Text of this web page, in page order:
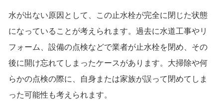
水が出ない原因として、この止水栓が完全に閉じた状態
になっていることが考えられます。 過去に水道工事やリ
フォーム、設備の点検などで業者が止水栓を閉め、その
後に開け忘れてしまったケースがあります。 大掃除や何
らかの点検の際に、自身または家族が誤って閉めてしま
った可能性も考えられます。